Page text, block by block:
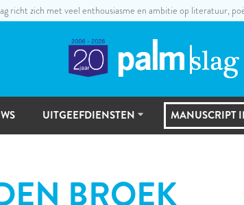
richt zich met veel enthousiasme en ambitie op literatuur,
UITGEEFDIENSTEN
MANUSCRIPTSELECTIE
MANUSCRIPT
BROEK